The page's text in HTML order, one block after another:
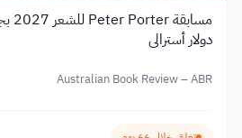
دولار أسترالي
Australian Book Review – ABR